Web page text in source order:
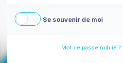
Se souvenir de moi
Mot de passe oublié ?